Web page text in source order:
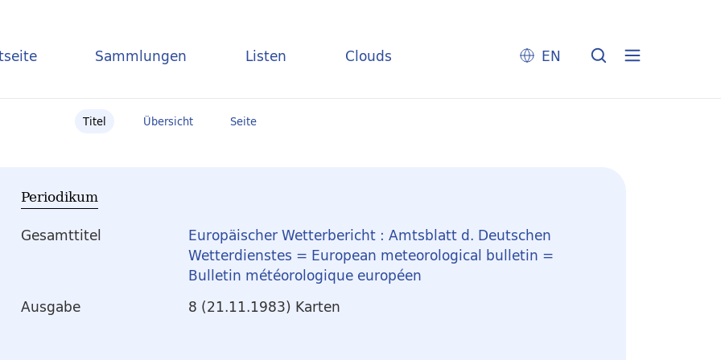
Sammlungen Listen Clouds EN
Titel Übersicht Seite
Periodikum
Gesamttitel
Europäischer Wetterbericht : Amtsblatt d. Deutschen
Wetterdienstes = European meteorological bulletin =
Bulletin météorologique européen
Ausgabe
8 (21.11.1983) Karten